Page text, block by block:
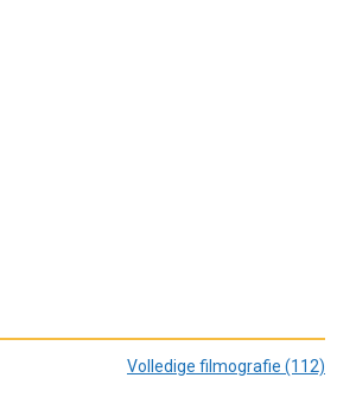
Volledige filmografie (112)